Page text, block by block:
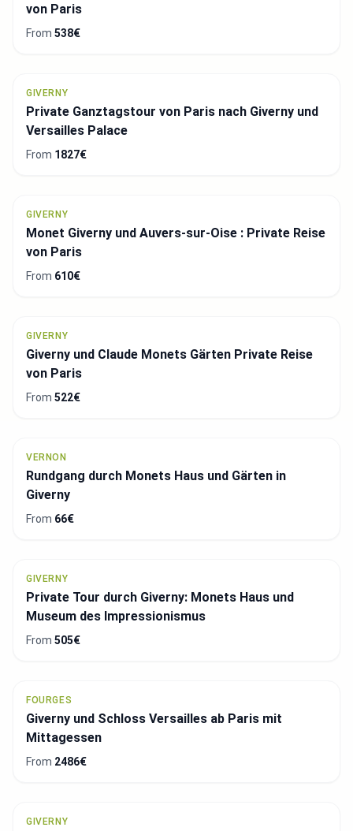
von Paris
From 538€
GIVERNY
Private Ganztagstour von Paris nach Giverny und
Versailles Palace
From 1827€
GIVERNY
Monet Giverny und Auvers-sur-Oise : Private Reise
von Paris
From 610€
GIVERNY
Giverny und Claude Monets Gärten Private Reise
von Paris
From 522€
VERNON
Rundgang durch Monets Haus und Gärten in
Giverny
From 66€
GIVERNY
Private Tour durch Giverny: Monets Haus und
Museum des Impressionismus
From 505€
FOURGES
Giverny und Schloss Versailles ab Paris mit
Mittagessen
From 2486€
GIVERNY